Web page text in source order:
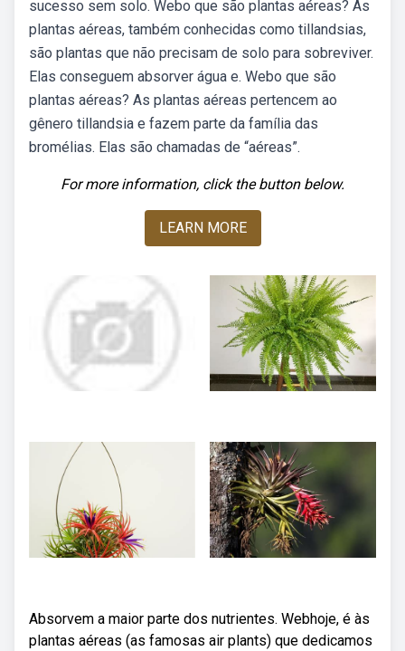
sucesso sem solo. Webo que são plantas aéreas? As
plantas aéreas, também conhecidas como tillandsias,
são plantas que não precisam de solo para sobreviver.
Elas conseguem absorver água e. Webo que são
plantas aéreas? As plantas aéreas pertencem ao
gênero tillandsia e fazem parte da família das
bromélias. Elas são chamadas de “aéreas”.
For more information, click the button below.
LEARN MORE
Absorvem a maior parte dos nutrientes. Webhoje, é às
plantas aéreas (as famosas air plants) que dedicamos